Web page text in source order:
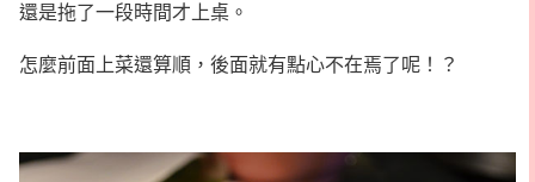
還是拖了一段時間才上桌。
怎麼前面上菜還算順，後面就有點心不在焉了呢！？